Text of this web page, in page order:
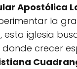
Apostólica
la
iglesia
crecer